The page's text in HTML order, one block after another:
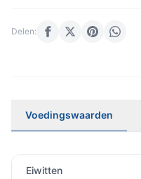
Delen:
Voedingswaarden
Eiwitten